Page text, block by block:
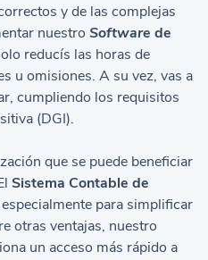
y de las complejas
nuestro Software de
reducís las horas de
u omisiones. A su vez, vas a
cumpliendo los requisitos
(DGI).
que se puede beneficiar
Sistema Contable de
para simplificar
otras ventajas, nuestro
un acceso más rápido a